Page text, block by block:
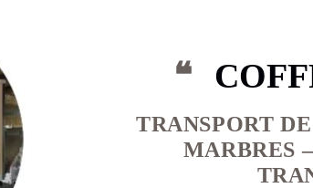
❝
TRANSPORT
MARBRES